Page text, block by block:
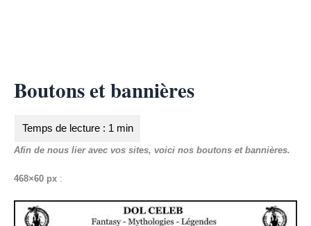
Boutons et bannières
Afin de nous lier avec vos sites, voici nos boutons et bannières.
468×60 px :